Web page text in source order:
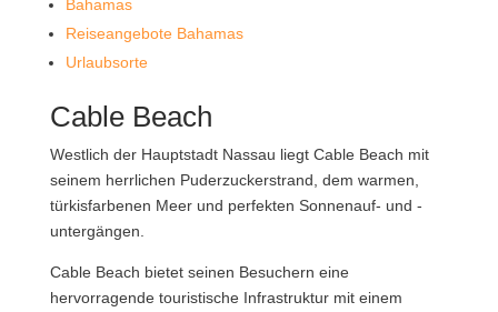
Bahamas
Reiseangebote Bahamas
Urlaubsorte
Cable Beach
Westlich der Hauptstadt Nassau liegt Cable Beach mit
seinem herrlichen Puderzuckerstrand, dem warmen,
türkisfarbenen Meer und perfekten Sonnenauf- und -
untergängen.
Cable Beach bietet seinen Besuchern eine
hervorragende touristische Infrastruktur mit einem